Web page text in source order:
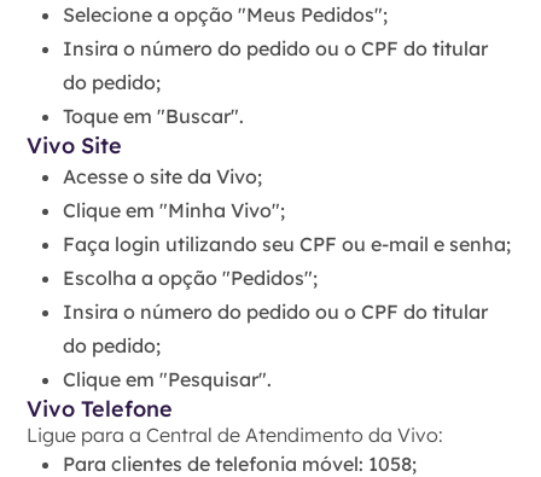
Selecione a opção "Meus Pedidos";
Insira o número do pedido ou o CPF do titular
do pedido;
Toque em "Buscar".
Vivo Site
Acesse o site da Vivo;
Clique em "Minha Vivo";
Faça login utilizando seu CPF ou e-mail e senha;
Escolha a opção "Pedidos";
Insira o número do pedido ou o CPF do titular
do pedido;
Clique em "Pesquisar".
Vivo Telefone
Ligue para a Central de Atendimento da Vivo:
Para clientes de telefonia móvel: 1058;